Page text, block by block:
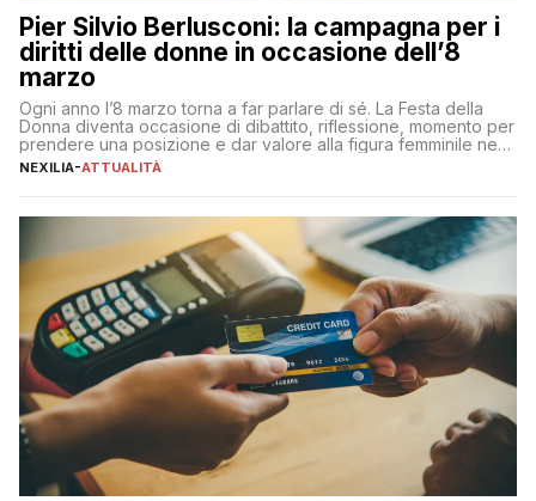
Pier Silvio Berlusconi: la campagna per i
diritti delle donne in occasione dell’8
marzo
Ogni anno l’8 marzo torna a far parlare di sé. La Festa della
Donna diventa occasione di dibattito, riflessione, momento per
prendere una posizione e dar valore alla figura femminile nella
sua complessità e crucialità. A lanciare un messaggio “forte e
NEXILIA-ATTUALITÀ